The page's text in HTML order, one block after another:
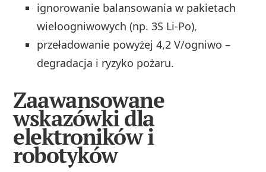
ignorowanie balansowania w pakietach
wieloogniwowych (np. 3S Li‑Po),
przeładowanie powyżej 4,2 V/ogniwo –
degradacja i ryzyko pożaru.
Zaawansowane
wskazówki dla
elektroników i
robotyków